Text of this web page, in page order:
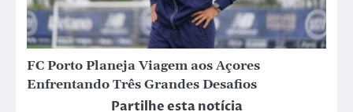
FC Porto Planeja Viagem aos Açores
Enfrentando Três Grandes Desafios
Partilhe esta notícia